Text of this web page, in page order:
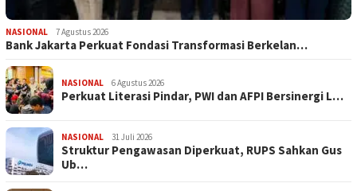
NASIONAL 7 Agustus 2026
Bank Jakarta Perkuat Fondasi Transformasi Berkelan…
NASIONAL 6 Agustus 2026
Perkuat Literasi Pindar, PWI dan AFPI Bersinergi L…
NASIONAL 31 Juli 2026
​Struktur Pengawasan Diperkuat, RUPS Sahkan Gus
Ub…